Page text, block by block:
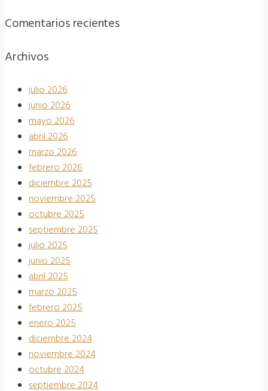
Comentarios recientes
Archivos
julio 2026
junio 2026
mayo 2026
abril 2026
marzo 2026
febrero 2026
diciembre 2025
noviembre 2025
octubre 2025
septiembre 2025
julio 2025
junio 2025
abril 2025
marzo 2025
febrero 2025
enero 2025
diciembre 2024
noviembre 2024
octubre 2024
septiembre 2024